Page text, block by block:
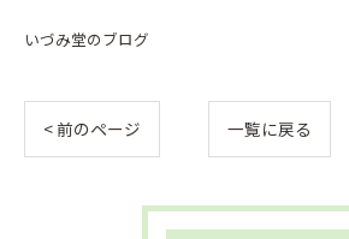
いづみ堂のブログ
< 前のページ 一覧に戻る